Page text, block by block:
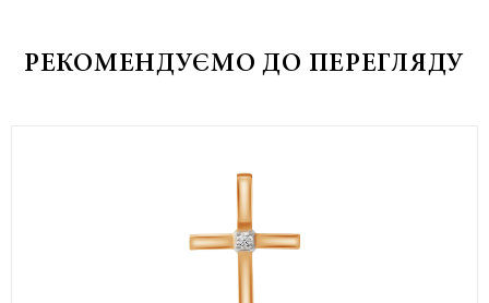
РЕКОМЕНДУЄМО ДО ПЕРЕГЛЯДУ